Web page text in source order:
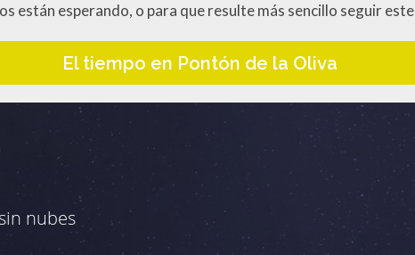
están esperando, o para que resulte más sencillo seguir este
El tiempo en Pontón de la Oliva